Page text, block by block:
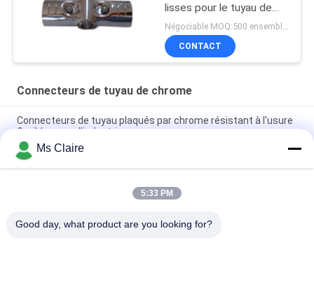
lisses pour le tuyau de
28mm
Négociable MOQ:500 ensembles
CONTACT
Connecteurs de tuyau de chrome
Connecteurs de tuyau plaqués par chrome résistant à l'usure
flexibles pour l'industrie
Connecteurs de forte intensité de tuyau de Chrome,
garnitures de tuyau industrielles de 2,5 millimètres HJ-6D
Garnitures de tuyau de Chrome polissant les garnitures de
Ms Claire
5:33 PM
Good day, what product are you looking for?